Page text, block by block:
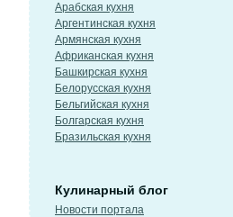
Арабская кухня
Аргентинская кухня
Армянская кухня
Африканская кухня
Башкирская кухня
Белорусская кухня
Бельгийская кухня
Болгарская кухня
Бразильская кухня
Кулинарный блог
Новости портала